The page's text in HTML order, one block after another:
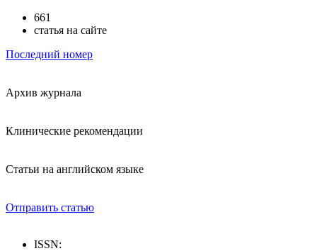
661
статья на сайте
Последний номер
Архив журнала
Клинические рекомендации
Статьи на английском языке
Отправить статью
ISSN: